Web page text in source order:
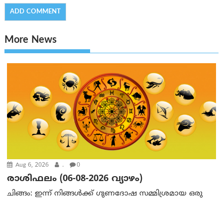
More News
Aug 6, 2026 . 0
രാശിഫലം (06-08-2026 വ്യാഴം)
ചിങ്ങം: ഇന്ന് നിങ്ങൾക്ക് ഗുണദോഷ സമ്മിശ്രമായ ഒരു